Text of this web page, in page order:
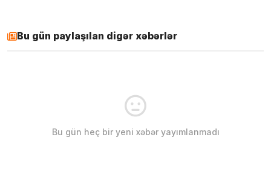
Bu gün paylaşılan digər xəbərlər
Bu gün heç bir yeni xəbər yayımlanmadı